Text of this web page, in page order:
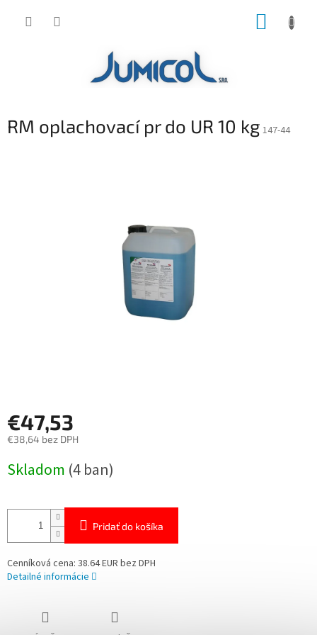
RM oplachovací pr do UR 10 kg 147-44
€47,53
€38,64 bez DPH
cena:
Skladom (4 ban)
Pridať do košíka
Cenníková cena: 38.64 EUR bez DPH
Detailné informácie